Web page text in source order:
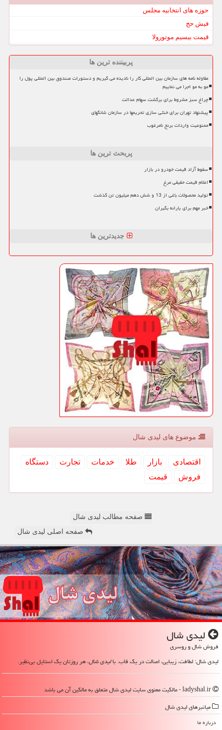
حوزه های انتخابیه مجلس
فیش حج
قیمت بیسیم موتورولا
پربیننده ترین ها
مقاوله نامه های سازمان بین المللی کار را نادیده می گیریم و دستورات صندوق بین المللی پول را
مو به مو اجرا می نماییم
چراغ سبز مشروط برای برگشت سهام عدالت
پیشنهاد تهران برای خنثی سازی تحریمها در سازمان شانگهای
ممنوعیت واردات برنج نامرغوب
پربحث ترین ها
سقوط آزاد قیمت خودرو در بازار
اعلام قیمت حقیقی مرغ
تولید محصولات باغی از 13 و شش دهم میلیون تن گذشت
خبر مهم برای یارانه بگیران
جدیدترین ها
موضوع های لیدی شال
اقتصادی بازار طلا خدمات تجارت
دستگاه
فروش
قیمت
صفحه مطالب لیدی شال
صفحه اصلی لیدی شال
لیدی شال
فروش شال و روسری
لیدی شال: لطافت، زیبایی، اصالت در یک قاب. بالیدی شال، هر روزتان یک استایل بی‌نظیر.
میانبرهای لیدی شال
درباره ما